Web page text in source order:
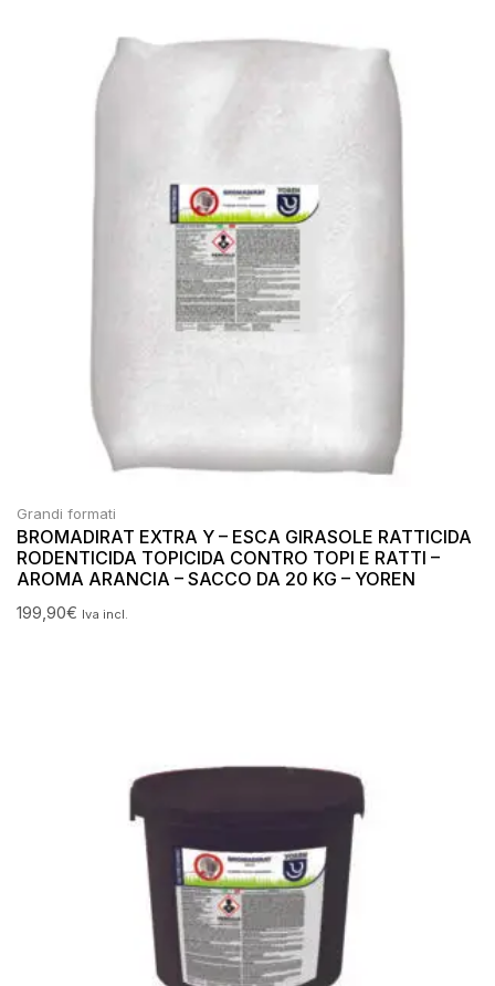
Grandi formati
BROMADIRAT EXTRA Y – ESCA GIRASOLE RATTICIDA
RODENTICIDA TOPICIDA CONTRO TOPI E RATTI –
AROMA ARANCIA – SACCO DA 20 KG – YOREN
199,90€ Iva incl.